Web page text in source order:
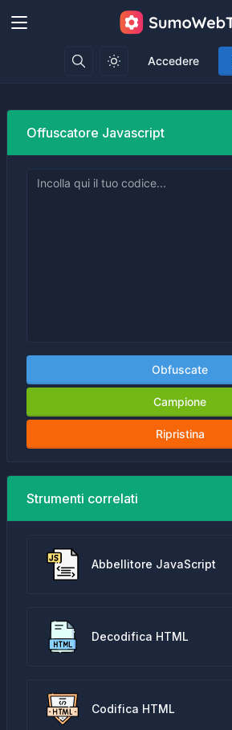
Accedere
Offuscatore Javascript
Obfuscate
Campione
Ripristina
Strumenti correlati
Abbellitore JavaScript
Decodifica HTML
Codifica HTML